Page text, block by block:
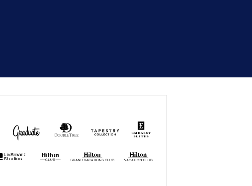
DoubleTree
by
Hilton
Collection
by Hilton
Embassy
Suites
by
VACATIONS
CLUB
VACATION
CLUB